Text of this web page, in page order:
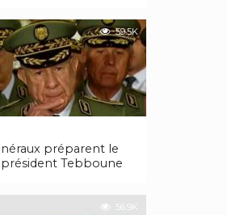
59.5K
préparent le
président Tebboune
56.9K